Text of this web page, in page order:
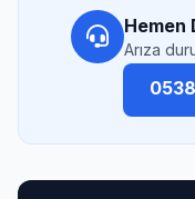
Hemen
Arıza